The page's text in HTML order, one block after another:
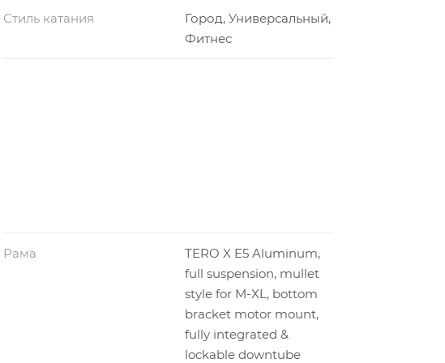
Стиль катания
Город, Универсальный,
Фитнес
Рама
TERO X E5 Aluminum,
full suspension, mullet
style for M-XL, bottom
bracket motor mount,
fully integrated &
lockable downtube